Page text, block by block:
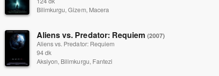
Bilimkurgu, Gizem, Macera
Aliens vs. Predator: Requiem(2007)
Aliens vs. Predator: Requiem
94 dk
Aksiyon, Bilimkurgu, Fantezi